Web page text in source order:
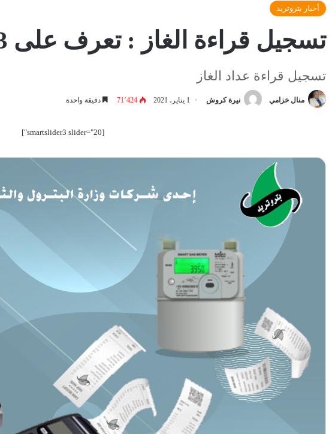
أخبار بتروتريد
تسجيل قراءة الغاز : تعرف على 13 طريقة الكترونية توفرها بتروتريد لعملائها
تسجيل قراءة عداد الغاز
منال خزامي نيرة كروش 1 يناير، 2021 71٬424 دقيقة واحدة
[smartslider3 slider="20"]